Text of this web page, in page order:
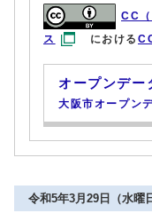
CC
ス
における
オープンデー
大阪市オープン
令和5年3月29日（水曜